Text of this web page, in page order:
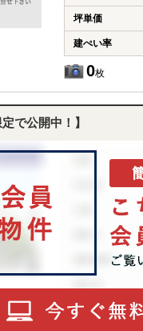
坪単価
建ぺい率
0枚
で公開中！】